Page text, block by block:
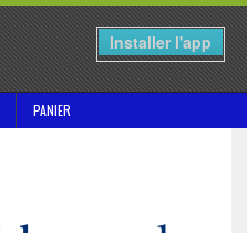
Installer l'app
PANIER